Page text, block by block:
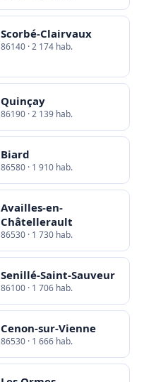
Scorbé-Clairvaux
86140 · 2 174 hab.
Quinçay
86190 · 2 139 hab.
Biard
86580 · 1 910 hab.
Availles-en-
Châtellerault
86530 · 1 730 hab.
Senillé-Saint-Sauveur
86100 · 1 706 hab.
Cenon-sur-Vienne
86530 · 1 666 hab.